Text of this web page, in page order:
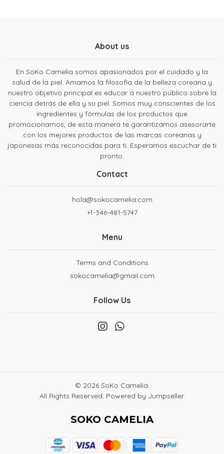
About us
En SoKo Camelia somos apasionados por el cuidado y la
salud de la piel. Amamos la filosofía de la belleza coreana y
nuestro objetivo principal es educar a nuestro público sobre la
ciencia detrás de ella y su piel. Somos muy conscientes de los
ingredientes y fórmulas de los productos que
promocionamos, de esta manera te garantizamos asesorarte
con los mejores productos de las marcas coreanas y
japonesas más reconocidas para ti. Esperamos escuchar de ti
pronto.
Contact
hola@sokocamelia.com
+1-346-481-5747
Menu
Terms and Conditions
sokocamelia@gmail.com
Follow Us
© 2026 SoKo Camelia.
All Rights Reserved. Powered by Jumpseller.
SOKO CAMELIA